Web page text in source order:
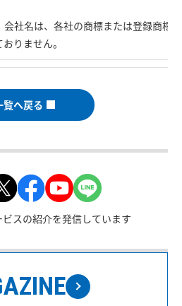
社名は、各社の商標または登録商標
りません。
覧へ戻る
スの紹介を発信しています